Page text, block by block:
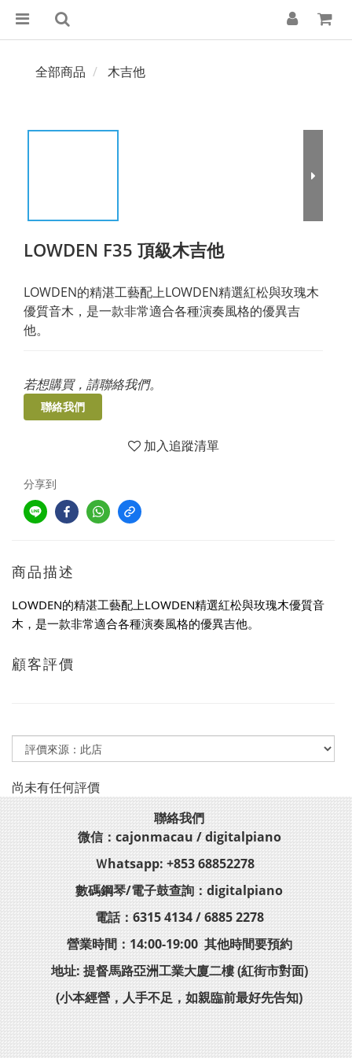
全部商品 木吉他
LOWDEN F35 頂級木吉他
LOWDEN的精湛工藝配上LOWDEN精選紅松與玫瑰木
優質音木，是一款非常適合各種演奏風格的優異吉
他。
若想購買，請聯絡我們。
聯絡我們
加入追蹤清單
分享到
商品描述
LOWDEN的精湛工藝配上LOWDEN精選紅松與玫瑰木優質音
木，是一款非常適合各種演奏風格的優異吉他。
顧客評價
尚未有任何評價
聯絡我們
微信：cajonmacau / digitalpiano
Ｗhatsapp: +853 68852278
數碼鋼琴/電子鼓查詢：digitalpiano
電話：6315 4134 / 6885 2278
營業時間：14:00-19:00 其他時間要預約
地址: 提督馬路亞洲工業大廈二樓 (紅街市對面)
(小本經營，人手不足，如親臨前最好先告知)